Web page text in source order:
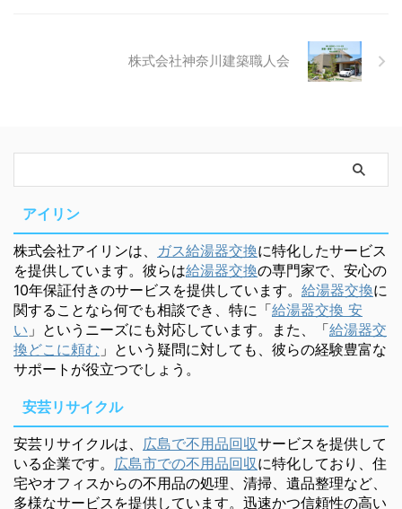
株式会社神奈川建築職人会
アイリン
株式会社アイリンは、 ガス給湯器交換に特化したサービス
を提供しています。彼らは給湯器交換の専門家で、安心の
10年保証付きのサービスを提供しています。 給湯器交換に
関することなら何でも相談でき、特に「給湯器交換 安
い 」というニーズにも対応しています。また、「給湯器交
換どこに頼む 」という疑問に対しても、彼らの経験豊富な
サポートが役立つでしょう。
安芸リサイクル
安芸リサイクルは、 広島で不用品回収サービスを提供して
いる企業です。 広島市での不用品回収に特化しており、住
宅やオフィスからの不用品の処理、清掃、遺品整理など、
多様なサービスを提供しています。迅速かつ信頼性の高い